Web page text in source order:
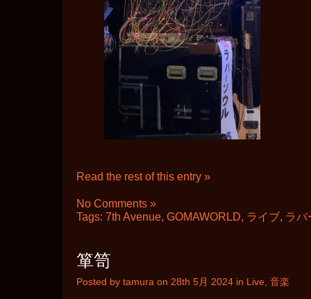
Read the rest of this entry »
No Comments »
Tags: 7th Avenue, GOMAWORLD, ライブ, ラバ
箪笥
Posted by tamura on 28th 5月 2024 in Live 音楽